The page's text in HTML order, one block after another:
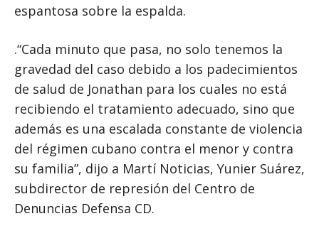
espantosa sobre la espalda.
.“Cada minuto que pasa, no solo tenemos la
gravedad del caso debido a los padecimientos
de salud de Jonathan para los cuales no está
recibiendo el tratamiento adecuado, sino que
además es una escalada constante de violencia
del régimen cubano contra el menor y contra
su familia”, dijo a Martí Noticias, Yunier Suárez,
subdirector de represión del Centro de
Denuncias Defensa CD.